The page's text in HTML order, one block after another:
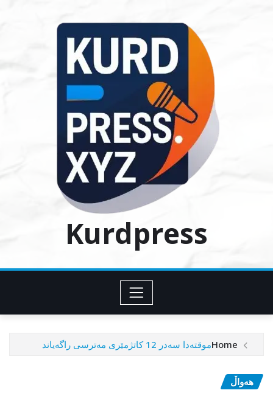
Kurdpress
Homeموقتەدا سەدر 12 کاتژمێری مەترسی راگەیاند
هەواڵ